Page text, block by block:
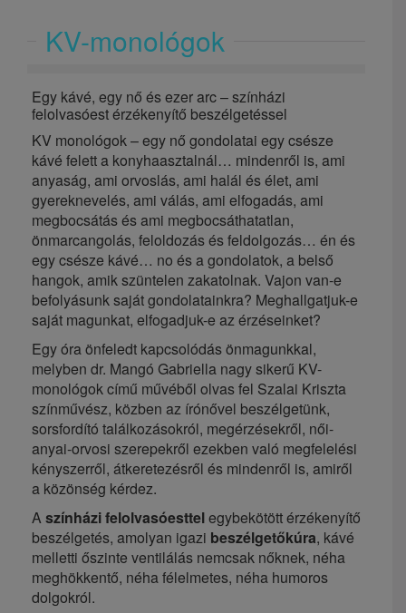
KV-monológok
Egy kávé, egy nő és ezer arc – színházi
felolvasóest érzékenyítő beszélgetéssel
KV monológok – egy nő gondolatai egy csésze
kávé felett a konyhaasztalnál… mindenről is, ami
anyaság, ami orvoslás, ami halál és élet, ami
gyereknevelés, ami válás, ami elfogadás, ami
megbocsátás és ami megbocsáthatatlan,
önmarcangolás, feloldozás és feldolgozás… én és
egy csésze kávé… no és a gondolatok, a belső
hangok, amik szüntelen zakatolnak. Vajon van-e
befolyásunk saját gondolatainkra? Meghallgatjuk-e
saját magunkat, elfogadjuk-e az érzéseinket?
Egy óra önfeledt kapcsolódás önmagunkkal,
melyben dr. Mangó Gabriella nagy sikerű KV-
monológok című művéből olvas fel Szalai Kriszta
színművész, közben az írónővel beszélgetünk,
sorsfordító találkozásokról, megérzésekről, női-
anyai-orvosi szerepekről ezekben való megfelelési
kényszerről, átkeretezésről és mindenről is, amiről
a közönség kérdez.
Aszínházi felolvasóesttelegybekötött érzékenyítő
beszélgetés, amolyan igazi beszélgetőkúra, kávé
melletti őszinte ventilálás nemcsak nőknek, néha
meghökkentő, néha félelmetes, néha humoros
dolgokról.